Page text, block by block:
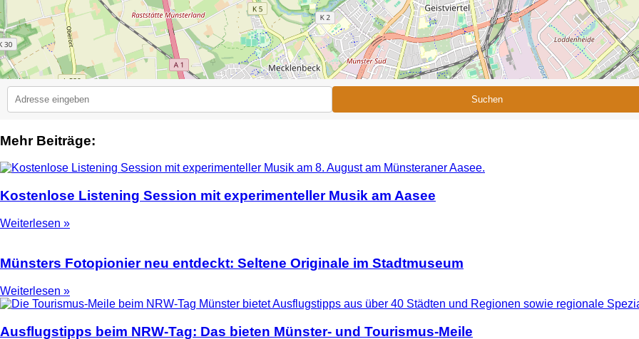
Suchen
Mehr Beiträge:
Kostenlose Listening Session mit experimenteller Musik am Aasee
Weiterlesen »
Münsters Fotopionier neu entdeckt: Seltene Originale im Stadtmuseum
Weiterlesen »
Ausflugstipps beim NRW-Tag: Das bieten Münster- und Tourismus-Meile